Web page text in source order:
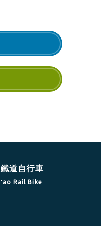
道自行車
Rail Bike